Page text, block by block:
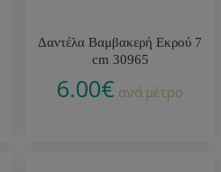
Δαντέλα Βαμβακερή Εκρού 7
cm 30965
6.00€ ανά μέτρο